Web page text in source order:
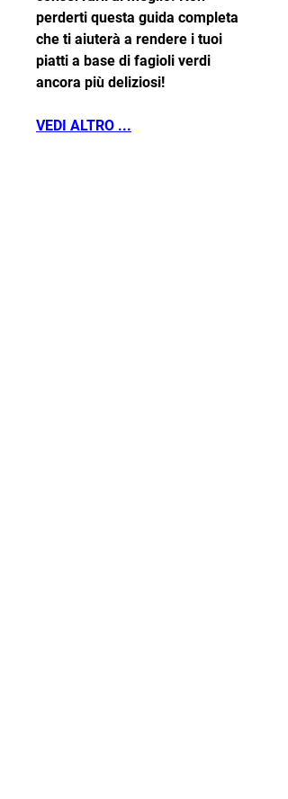
perderti questa guida completa
che ti aiuterà a rendere i tuoi
piatti a base di fagioli verdi
ancora più deliziosi!
VEDI ALTRO ...